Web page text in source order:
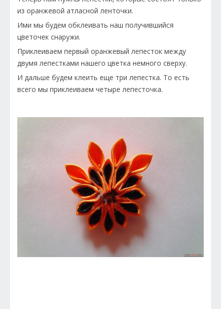
из оранжевой атласной ленточки.
Ими мы будем обклеивать наш получившийся
цветочек снаружи.
Приклеиваем первый оранжевый лепесток между
двумя лепестками нашего цветка немного сверху.
И дальше будем клеить еще три лепестка. То есть
всего мы приклеиваем четыре лепесточка.